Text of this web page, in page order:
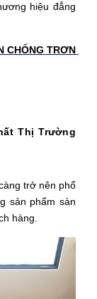
hiệu đẳng
CHỐNG TRƠN
Thị Trường
trở nên phổ
sản phẩm sàn
hàng.